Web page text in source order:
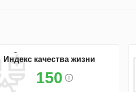
Индекс качества жизни
150